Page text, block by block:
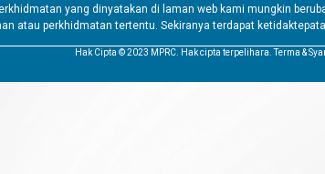
yang dinyatakan di laman web kami mungkin
atau perkhidmatan tertentu. Sekiranya terdapat
Hak Cipta © 2023 MPRC. Hak cipta terpelihara. Terma &